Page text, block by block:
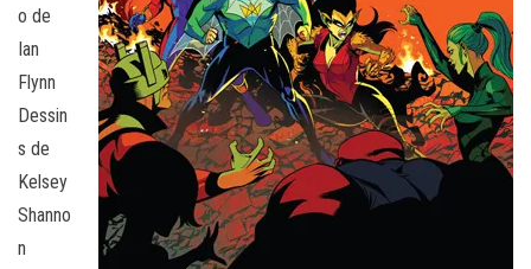
o de
Ian
Flynn
Dessin
s de
Kelsey
Shanno
n